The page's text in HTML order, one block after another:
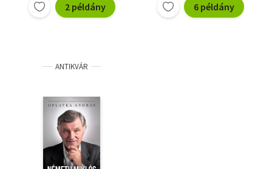
2 példány 6 példány
ANTIKVÁR